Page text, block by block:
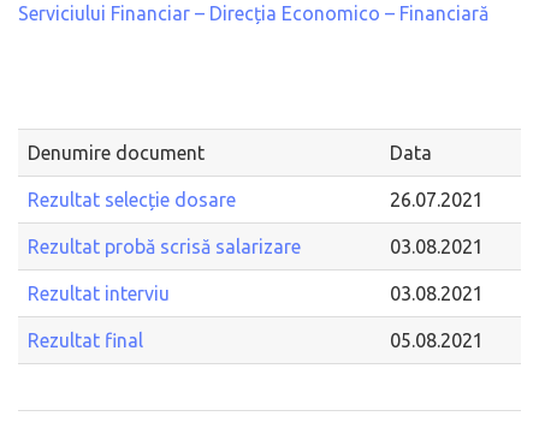
Serviciului Financiar – Direcția Economico – Financiară
Denumire document Data
Rezultat selecție dosare 26.07.2021
Rezultat probă scrisă salarizare 03.08.2021
Rezultat interviu 03.08.2021
Rezultat final 05.08.2021